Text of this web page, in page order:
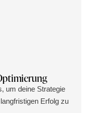
um deine Strategie
Erfolg zu